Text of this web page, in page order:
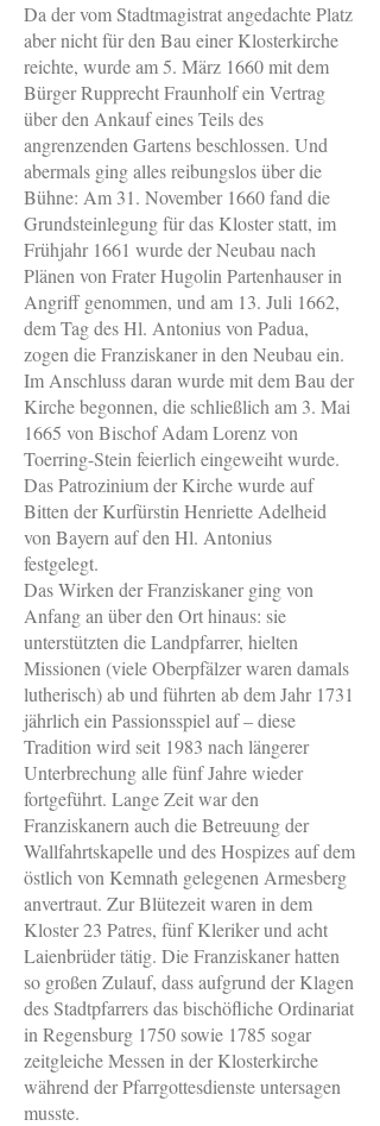
Da der vom Stadtmagistrat angedachte Platz
aber nicht für den Bau einer Klosterkirche
reichte, wurde am 5. März 1660 mit dem
Bürger Rupprecht Fraunholf ein Vertrag
über den Ankauf eines Teils des
angrenzenden Gartens beschlossen. Und
abermals ging alles reibungslos über die
Bühne: Am 31. November 1660 fand die
Grundsteinlegung für das Kloster statt, im
Frühjahr 1661 wurde der Neubau nach
Plänen von Frater Hugolin Partenhauser in
Angriff genommen, und am 13. Juli 1662,
dem Tag des Hl. Antonius von Padua,
zogen die Franziskaner in den Neubau ein.
Im Anschluss daran wurde mit dem Bau der
Kirche begonnen, die schließlich am 3. Mai
1665 von Bischof Adam Lorenz von
Toerring-Stein feierlich eingeweiht wurde.
Das Patrozinium der Kirche wurde auf
Bitten der Kurfürstin Henriette Adelheid
von Bayern auf den Hl. Antonius
festgelegt.
Das Wirken der Franziskaner ging von
Anfang an über den Ort hinaus: sie
unterstützten die Landpfarrer, hielten
Missionen (viele Oberpfälzer waren damals
lutherisch) ab und führten ab dem Jahr 1731
jährlich ein Passionsspiel auf – diese
Tradition wird seit 1983 nach längerer
Unterbrechung alle fünf Jahre wieder
fortgeführt. Lange Zeit war den
Franziskanern auch die Betreuung der
Wallfahrtskapelle und des Hospizes auf dem
östlich von Kemnath gelegenen Armesberg
anvertraut. Zur Blütezeit waren in dem
Kloster 23 Patres, fünf Kleriker und acht
Laienbrüder tätig. Die Franziskaner hatten
so großen Zulauf, dass aufgrund der Klagen
des Stadtpfarrers das bischöfliche Ordinariat
in Regensburg 1750 sowie 1785 sogar
zeitgleiche Messen in der Klosterkirche
während der Pfarrgottesdienste untersagen
musste.